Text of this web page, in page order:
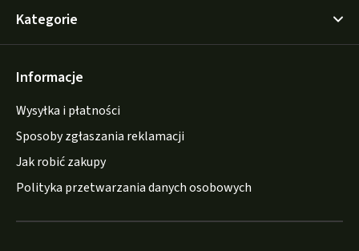
Kategorie
Informacje
Wysyłka i płatności
Sposoby zgłaszania reklamacji
Jak robić zakupy
Polityka przetwarzania danych osobowych